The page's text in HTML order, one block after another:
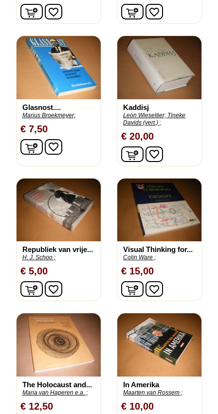
In winkelwagen
favorite_border In winkelwagen
favorite_border
Glasnost....
Marius Broekmeyer;
€ 7,50
In winkelwagen
favorite_border
Kaddisj
Leon Wieseltier; Tineke
Davids (vert.) ;
€ 20,00
In winkelwagen
favorite_border
Republiek van vrije...
H. J. Schoo ;
€ 5,00
In winkelwagen
favorite_border
Visual Thinking for...
Colin Ware ;
€ 15,00
In winkelwagen
favorite_border
The Holocaust and...
Maria van Haperen e.a. ;
€ 12,50
In Amerika
Maarten van Rossem ;
€ 10,00